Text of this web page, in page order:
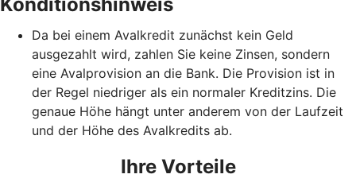
Da bei einem Avalkredit zunächst kein Geld
ausgezahlt wird, zahlen Sie keine Zinsen, sondern
eine Avalprovision an die Bank. Die Provision ist in
der Regel niedriger als ein normaler Kreditzins. Die
genaue Höhe hängt unter anderem von der Laufzeit
und der Höhe des Avalkredits ab.
Ihre Vorteile